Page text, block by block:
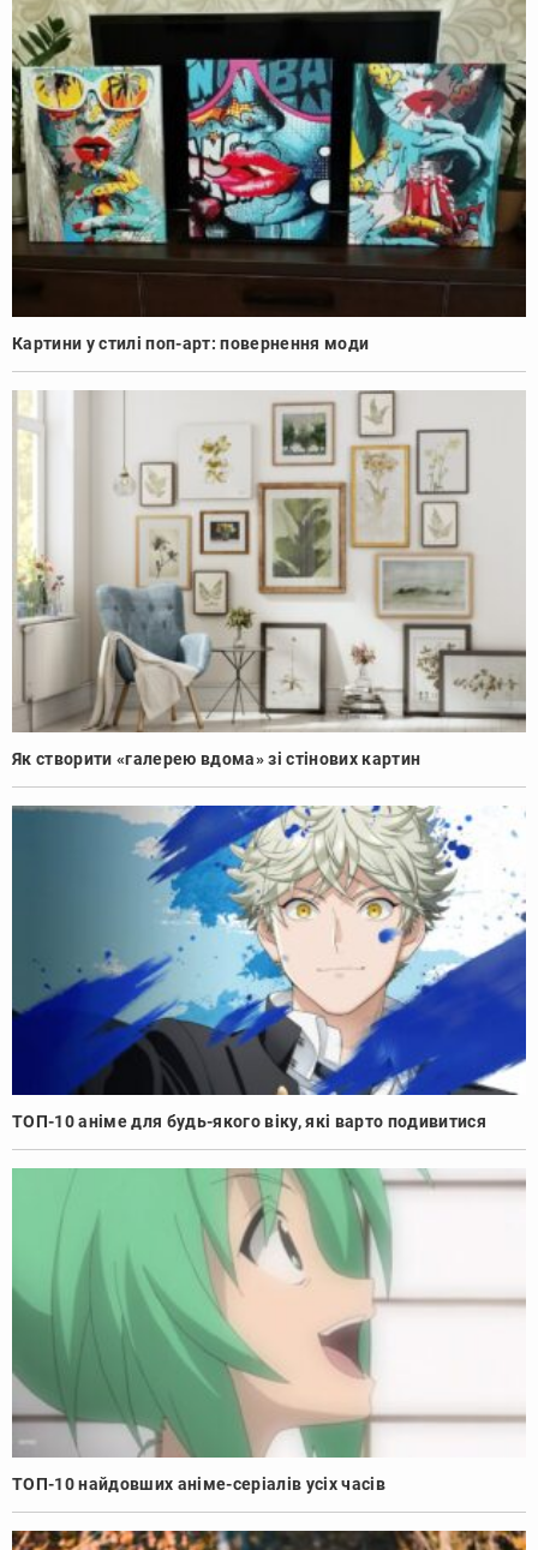
Картини у стилі поп-арт: повернення моди
Як створити «галерею вдома» зі стінових картин
ТОП-10 аніме для будь-якого віку, які варто подивитися
ТОП-10 найдовших аніме-серіалів усіх часів